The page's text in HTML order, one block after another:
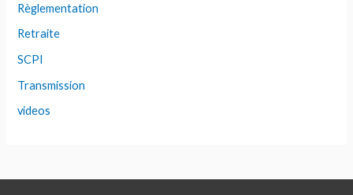
Règlementation
Retraite
SCPI
Transmission
videos